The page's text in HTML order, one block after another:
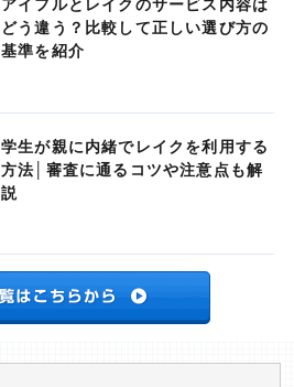
アイフルとレイクのサービス内容は
どう違う？比較して正しい選び方の
基準を紹介
学生が親に内緒でレイクを利用する
方法│審査に通るコツや注意点も解
説